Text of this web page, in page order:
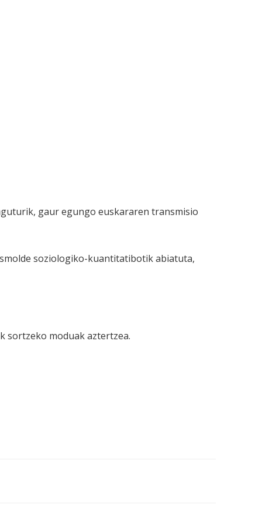
gaur egungo euskararen transmisio
soziologiko-kuantitatibotik abiatuta,
sortzeko moduak aztertzea.